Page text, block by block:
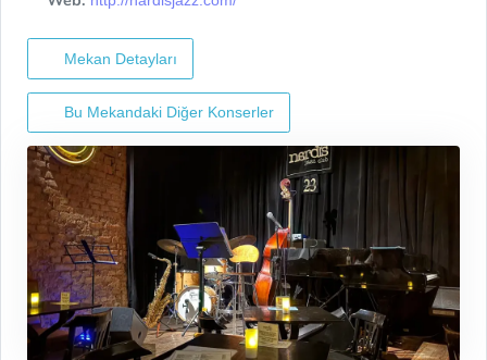
Mekan Detayları
Bu Mekandaki Diğer Konserler